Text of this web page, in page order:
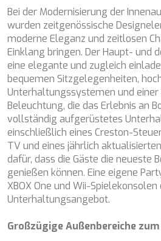
Bei der Modernisierung der
wurden zeitgenössische
moderne Eleganz und zeitlosen
Einklang bringen. Der Haupt- und
eine elegante und zugleich
bequemen Sitzgelegenheiten,
Unterhaltungssystemen und
Beleuchtung, die das Erlebnis an
vollständig aufgerüstetes
einschließlich eines Creston-
TV und eines jährlich
dafür, dass die Gäste die neueste
genießen können. Eine eigene
XBOX One und Wii-
Unterhaltungsangebot.
Großzügige Außenbereiche
CORSARIO
D5
DAIMA
DALMATINO
DAMARI
DANIDA
DANZAS
DARLIN
DAY OFF
DB9
DE LISLE III
DE ZEUS
DELTA ONE
DESAMIS B
DHAMMA II
DOLCE VITA
Surfgewohnheiten zu speichern.
die Surfgewohnheiten auf der
Werbung in Bezug auf das
anzeigen.